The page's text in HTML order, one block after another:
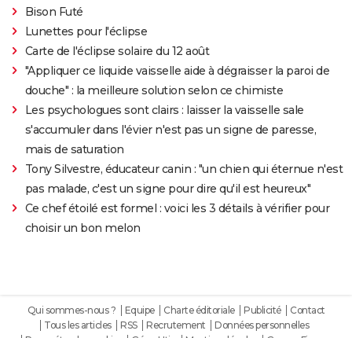
Bison Futé
Lunettes pour l'éclipse
Carte de l'éclipse solaire du 12 août
"Appliquer ce liquide vaisselle aide à dégraisser la paroi de
douche" : la meilleure solution selon ce chimiste
Les psychologues sont clairs : laisser la vaisselle sale
s'accumuler dans l'évier n'est pas un signe de paresse,
mais de saturation
Tony Silvestre, éducateur canin : "un chien qui éternue n'est
pas malade, c'est un signe pour dire qu'il est heureux"
Ce chef étoilé est formel : voici les 3 détails à vérifier pour
choisir un bon melon
Qui sommes-nous ? Equipe Charte éditoriale Publicité
Contact
Tous les articles
RSS Recrutement
Données personnelles